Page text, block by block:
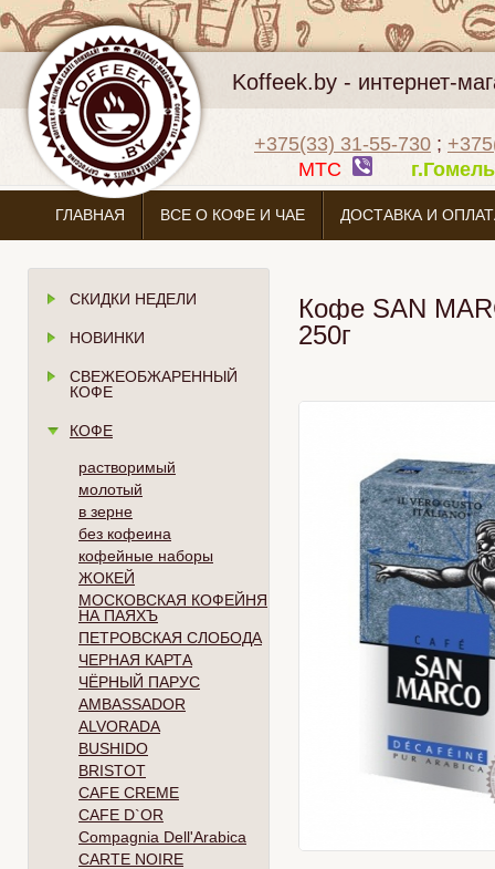
Koffeek.by - интернет-
+375(33) 31-55-730 ;
МТС
ГЛАВНАЯ ВСЕ О КОФЕ И ЧАЕ ДОСТАВКА И
СКИДКИ НЕДЕЛИ
НОВИНКИ
СВЕЖЕОБЖАРЕННЫЙ
КОФЕ
КОФЕ
растворимый
молотый
в зерне
без кофеина
кофейные наборы
ЖОКЕЙ
МОСКОВСКАЯ КОФЕЙНЯ
НА ПАЯХЪ
ПЕТРОВСКАЯ СЛОБОДА
ЧЕРНАЯ КАРТА
ЧЁРНЫЙ ПАРУС
AMBASSADOR
ALVORADA
BUSHIDO
BRISTOT
CAFE CREME
CAFE D`OR
Compagnia Dell'Arabica
CARTE NOIRE
Кофе SAN
250г